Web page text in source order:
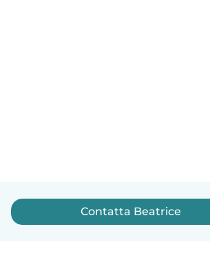
Contatta Beatrice